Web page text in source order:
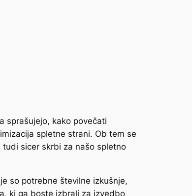
sprašujejo, kako povečati
spletne strani. Ob tem se
sicer skrbi za našo spletno
so potrebne številne izkušnje,
ki ga boste izbrali za izvedbo